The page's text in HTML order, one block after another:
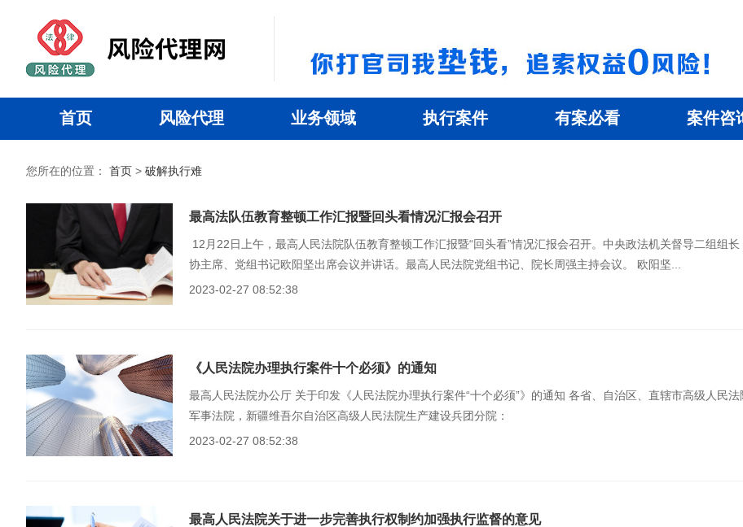
首页 风险代理 业务领域 执行案件 有案必看 案件咨
您所在的位置： 首页 > 破解执行难
最高法队伍教育整顿工作汇报暨回头看情况汇报会召开
协主席、党组书记欧阳坚出席会议并讲话。最高人民法院党组书记、院长周强主持会议。 欧阳坚...
2023-02-27 08:52:38
《人民法院办理执行案件十个必须》的通知
最高人民法院办公厅 关于印发《人民法院办理执行案件“十个必须”》的通知 各省、自治区、直辖市高级人民
军事法院，新疆维吾尔自治区高级人民法院生产建设兵团分院：
2023-02-27 08:52:38
最高人民法院关于进一步完善执行权制约加强执行监督的意见